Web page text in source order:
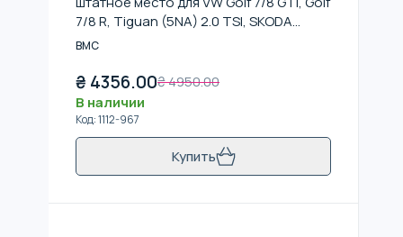
7/8 R, Tiguan (5NA) 2.0 TSI, SKODA
Octavia RS220
BMC
₴ 4356.00₴4950.00
В наличии
Код:1112-967
Купить